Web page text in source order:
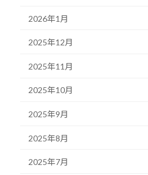
2026年1月
2025年12月
2025年11月
2025年10月
2025年9月
2025年8月
2025年7月